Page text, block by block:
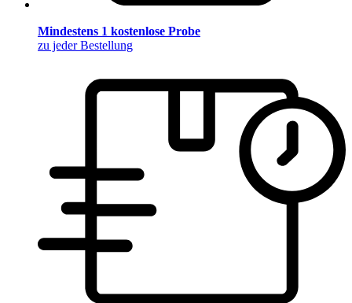
Mindestens 1 kostenlose Probe
zu jeder Bestellung